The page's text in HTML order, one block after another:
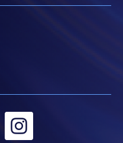
港大学专业进修学院
惟课程申请人必须为
册服务，申请人可在
手机）、VISA或
转